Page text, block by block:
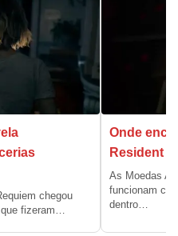
chegou
que fizeram…
Onde
Resident
As Moedas
funcionam
dentro…